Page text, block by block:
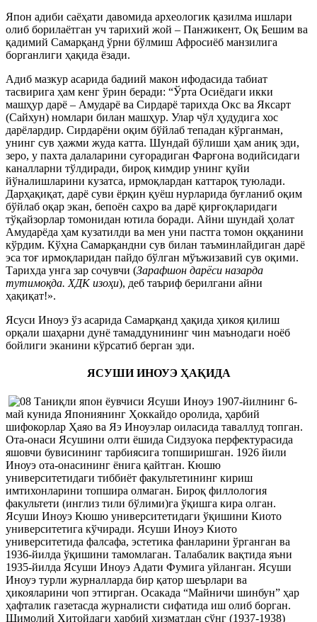
Япон адиби саёҳати давомида археологик қазилма ишлари
олиб борилаётган уч тарихий жой – Панжикент, Оқ Бешим ва
қадимий Самарқанд ўрни бўлмиш Афросиёб манзилига
борганлиги ҳақида ёзади.
Адиб мазкур асарида бадиий макон ифодасида табиат
тасвирига ҳам кенг ўрин беради: “Ўрта Осиёдаги икки
машҳур дарё – Амударё ва Сирдарё тарихда Окс ва Яксарт
(Сайхун) номлари билан машҳур. Улар чўл ҳудудига хос
дарёлардир. Сирдарёни оқим бўйлаб тепадан кўрганман,
унинг сув ҳажми жуда катта. Шундай бўлиши ҳам аниқ эди,
зеро, у пахта далаларини суғорадиган Фарғона водийсидаги
каналларни тўлдиради, бироқ кимдир унинг қуйи
йўналишларини кузатса, ирмоқлардан каттароқ туюлади.
Дарҳақиқат, дарё суви ёрқин қуёш нурларида буғланиб оқим
бўйлаб оқар экан, бепоён саҳро ва дарё қирғоқларидаги
тўқайзорлар томонидан ютила боради. Айни шундай ҳолат
Амударёда ҳам кузатилди ва мен уни пастга томон оққанини
кўрдим. Кўҳна Самарқандни сув билан таъминлайдиган дарё
эса тоғ ирмоқларидан пайдо бўлган мўъжизавий сув оқими.
Тарихда унга зар сочувчи (Зарафшон дарёси назарда
тутимоқда. ХДК изоҳи), деб таъриф берилгани айни
ҳақиқат!».
Ясуси Иноуэ ўз асарида Самарқанд ҳақида ҳикоя қилиш
орқали шаҳарни дунё тамаддунининг чин маънодаги ноёб
бойлиги эканини кўрсатиб берган эди.
ЯСУШИ ИНОУЭ ҲАҚИДА
Таниқли япон ёувчиси Ясуши Иноуэ 1907-йилнинг 6-
май кунида Япониянинг Ҳоккайдо оролида, ҳарбий
шифокорлар Ҳаяо ва Яэ Иноуэлар оиласида таваллуд топган.
Ота-онаси Ясушини олти ёшида Сидзуока перфектурасида
яшовчи бувисининг тарбиясига топширишган. 1926 йили
Иноуэ ота-онасининг ёнига қайтган. Кюшю
университетидаги тиббиёт факультетининг кириш
имтихонларини топшира олмаган. Бироқ филлология
факультети (инглиз тили бўлими)га ўқишга кира олган.
Ясуши Иноуэ Кюшю университетидаги ўқишини Киото
университетига кўчиради. Ясуши Иноуэ Киото
университетида фалсафа, эстетика фанларини ўрганган ва
1936-йилда ўқишини тамомлаган. Талабалик вақтида яъни
1935-йилда Ясуши Иноуэ Адати Фумига уйланган. Ясуши
Иноуэ турли журналларда бир қатор шеърлари ва
ҳикояларини чоп эттирган. Осакада “Майничи шинбун” ҳар
ҳафталик газетасда журналисти сифатида иш олиб борган.
Шимолий Хитойдаги ҳарбий ҳизматдан сўнг (1937-1938)